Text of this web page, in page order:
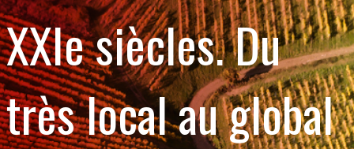
XXIe siècles. Du
très local au global